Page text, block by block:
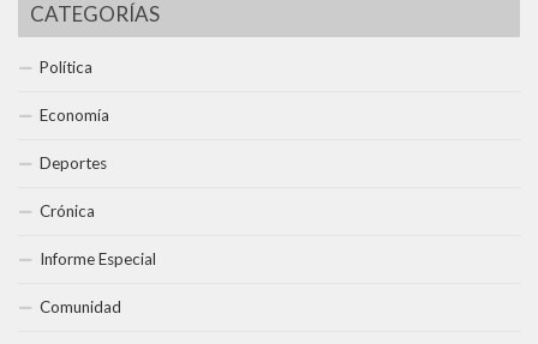
CATEGORÍAS
Política
Economía
Deportes
Crónica
Informe Especial
Comunidad